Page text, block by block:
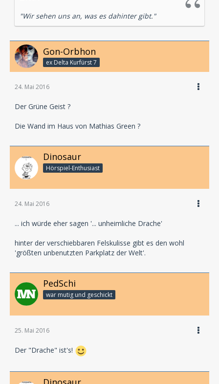
"Wir sehen uns an, was es dahinter gibt."
Gon-Orbhon
ex Delta Kurfürst 7
24. Mai 2016
Der Grüne Geist ?
Die Wand im Haus von Mathias Green ?
Dinosaur
Hörspiel-En­thu­si­ast
24. Mai 2016
... ich würde eher sagen '... unheimliche Drache'
hinter der verschiebbaren Felskulisse gibt es den wohl
'größten unbenutzten Parkplatz der Welt'.
PedSchi
war mutig und geschickt
25. Mai 2016
Der "Drache" ist's!